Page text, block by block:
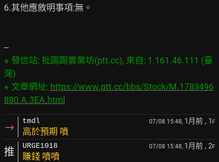
6.其他應敘明事項:無。
※ 發信站: 批踢踢實業坊(ptt.cc), 來自: 1.161.46.111 (臺
灣)
※ 文章網址: https://www.ptt.cc/bbs/Stock/M.1783496
880.A.3EA.html
→ tmdl 07/08 15:48, 1月前 , 1 F
高於預期 噴
推 URGE1018 07/08 15:48, 1月前 , 2F
賺錢 噴噴